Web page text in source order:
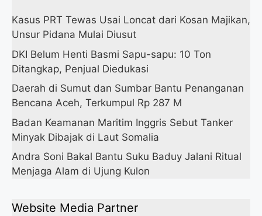
Kasus PRT Tewas Usai Loncat dari Kosan Majikan,
Unsur Pidana Mulai Diusut
DKI Belum Henti Basmi Sapu-sapu: 10 Ton
Ditangkap, Penjual Diedukasi
Daerah di Sumut dan Sumbar Bantu Penanganan
Bencana Aceh, Terkumpul Rp 287 M
Badan Keamanan Maritim Inggris Sebut Tanker
Minyak Dibajak di Laut Somalia
Andra Soni Bakal Bantu Suku Baduy Jalani Ritual
Menjaga Alam di Ujung Kulon
Website Media Partner